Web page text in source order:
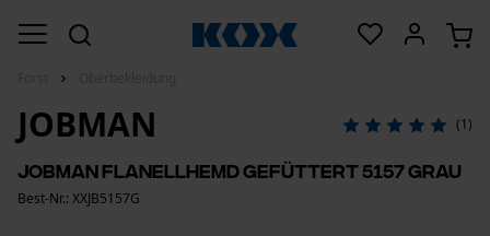
JOBMAN (1)
Jobman Flanellhemd gefüttert 5157 Grau
Best-Nr.: XXJB5157G